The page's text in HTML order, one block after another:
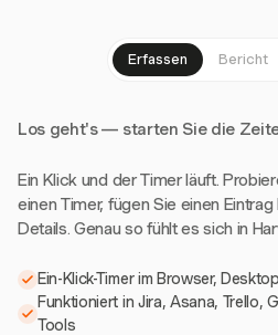
Erfassen Bericht
Los geht's — starten Sie die
Ein Klick und der Timer läuft.
einen Timer, fügen Sie einen
Details. Genau so fühlt es sich in
Ein-Klick-Timer im Browser,
Funktioniert in Jira, Asana, Trello,
Tools